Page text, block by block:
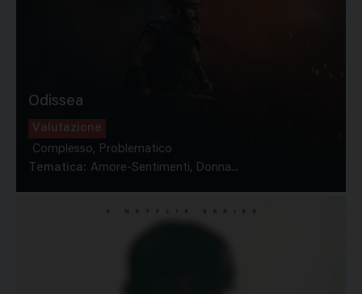
Odissea
Valutazione
Complesso, Problematico
Tematica: Amore-Sentimenti, Donna...